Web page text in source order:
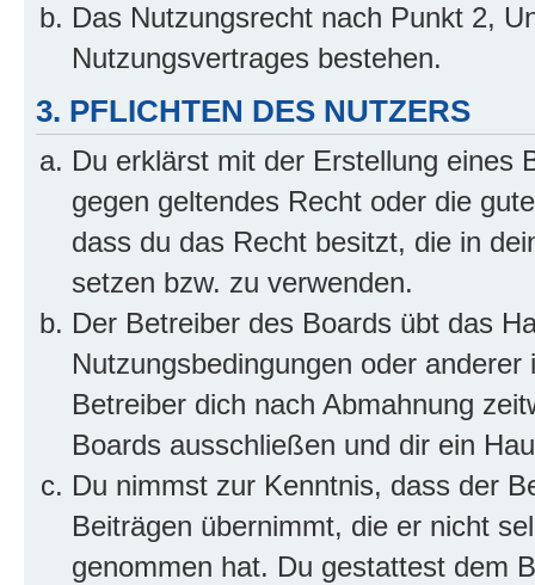
Das Nutzungsrecht nach Punkt 2,
Nutzungsvertrages bestehen.
3. PFLICHTEN DES NUTZERS
Du erklärst mit der Erstellung eines
gegen geltendes Recht oder die
dass du das Recht besitzt, die in
setzen bzw. zu verwenden.
Der Betreiber des Boards übt das
Nutzungsbedingungen oder
Betreiber dich nach Abmahnung
Boards ausschließen und dir ein
Du nimmst zur Kenntnis, dass der
Beiträgen übernimmt, die er nicht
genommen hat. Du gestattest dem